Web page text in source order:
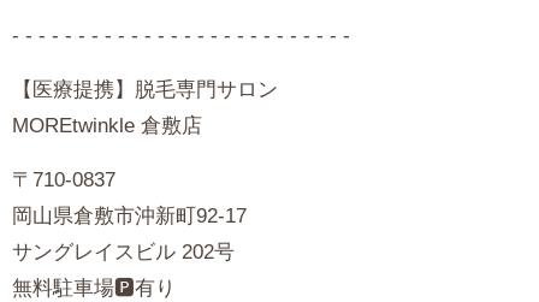
- - - - - - - - - - - - - - - - - - - - - - - - - -
【医療提携】脱毛専門サロン
MOREtwinkle 倉敷店
〒710-0837
岡山県倉敷市沖新町92-17
サングレイスビル 202号
無料駐車場🅿️有り